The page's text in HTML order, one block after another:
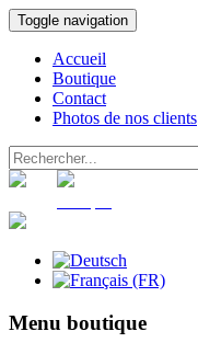
Toggle navigation
Accueil
Boutique
Contact
Photos de nos clients
Menu boutique